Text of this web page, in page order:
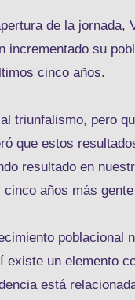
de la
incrementado su
cinco años.
triunfalismo, pero
que estos
resultado en
años más
poblacional
un elemento
está